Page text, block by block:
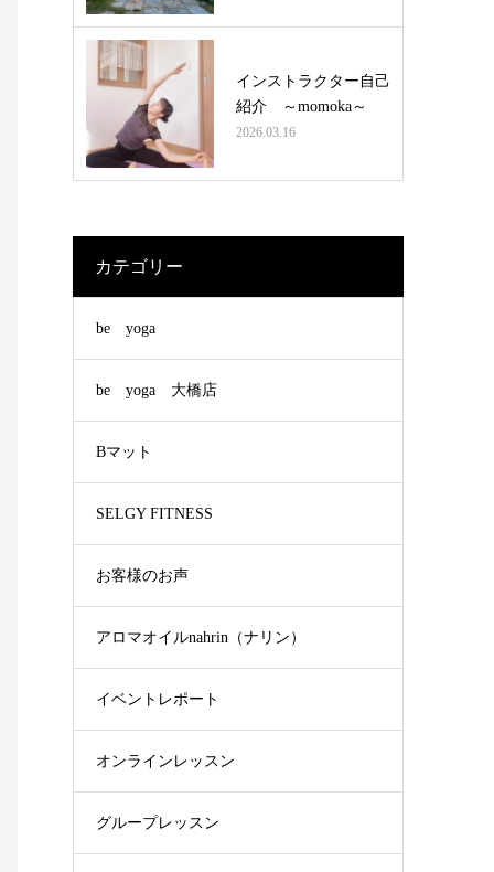
インストラクター自己
紹介 ～momoka～
2026.03.16
カテゴリー
be yoga
be yoga 大橋店
Bマット
SELGY FITNESS
お客様のお声
アロマオイルnahrin（ナリン）
イベントレポート
オンラインレッスン
グループレッスン